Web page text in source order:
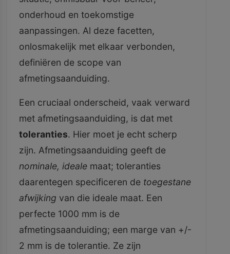
onderhoud en toekomstige
aanpassingen. Al deze facetten,
onlosmakelijk met elkaar verbonden,
definiëren de scope van
afmetingsaanduiding.
Een cruciaal onderscheid, vaak verward
met afmetingsaanduiding, is dat met
toleranties. Hier moet je echt scherp
zijn. Afmetingsaanduiding geeft de
nominale, ideale maat; toleranties
daarentegen specificeren de toegestane
afwijking van die ideale maat. Een
perfecte 1000 mm is de
afmetingsaanduiding; een marge van +/-
2 mm is de tolerantie. Ze zijn